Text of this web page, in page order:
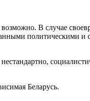
В случае
политическими и
Беларусь.